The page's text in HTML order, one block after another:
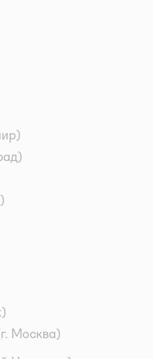
Москва)